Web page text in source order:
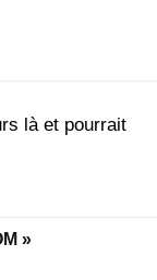
là et pourrait
»